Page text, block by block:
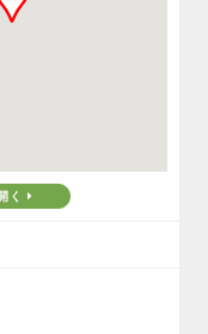
く